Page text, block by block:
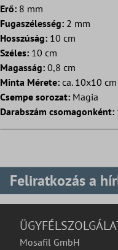
Erő: 8 mm
Fugaszélesség: 2 mm
Hosszúság: 10 cm
Széles: 10 cm
Magasság: 0,8 cm
Minta Mérete: ca. 10x10 cm
Csempe sorozat: Magia
Darabszám csomagonként:
Feliratkozás a
Mosafil GmbH